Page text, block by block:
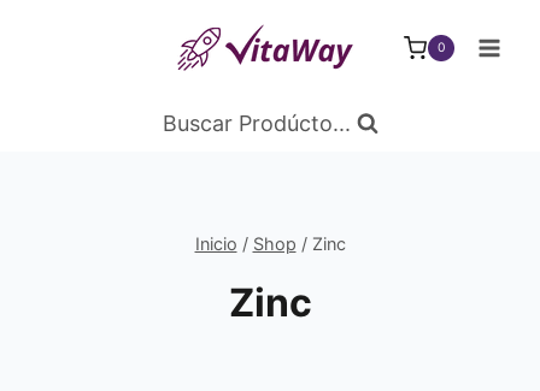
0
Buscar Prodúcto...
Inicio / Shop / Zinc
Zinc